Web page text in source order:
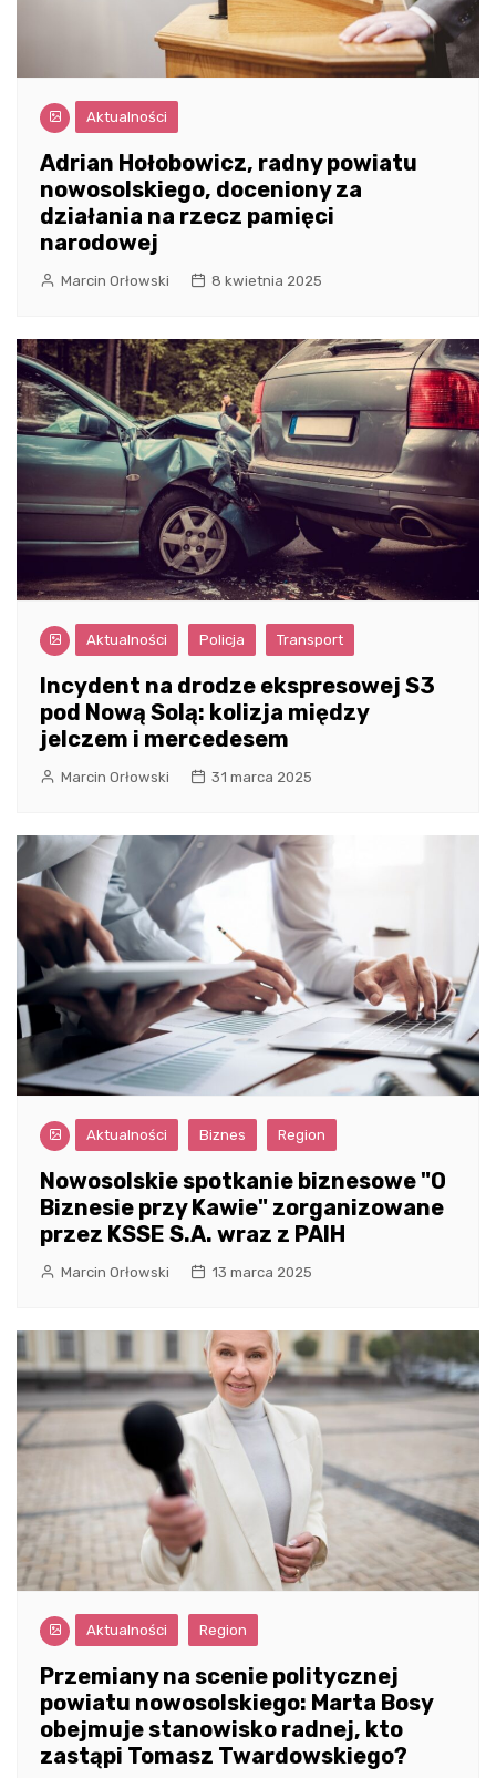
Aktualności
Adrian Hołobowicz, radny powiatu
nowosolskiego, doceniony za
działania na rzecz pamięci
narodowej
Marcin Orłowski 8 kwietnia 2025
Aktualności Policja Transport
Incydent na drodze ekspresowej S3
pod Nową Solą: kolizja między
jelczem i mercedesem
Marcin Orłowski 31 marca 2025
Aktualności Biznes Region
Nowosolskie spotkanie biznesowe "O
Biznesie przy Kawie" zorganizowane
przez KSSE S.A. wraz z PAIH
Marcin Orłowski 13 marca 2025
Aktualności Region
Przemiany na scenie politycznej
powiatu nowosolskiego: Marta Bosy
obejmuje stanowisko radnej, kto
zastąpi Tomasz Twardowskiego?